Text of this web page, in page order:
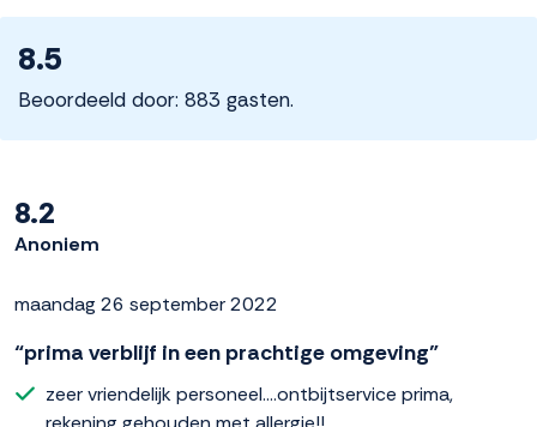
8.5
Beoordeeld door: 883 gasten.
8.2
Anoniem
maandag 26 september 2022
“prima verblijf in een prachtige omgeving”
zeer vriendelijk personeel....ontbijtservice prima,